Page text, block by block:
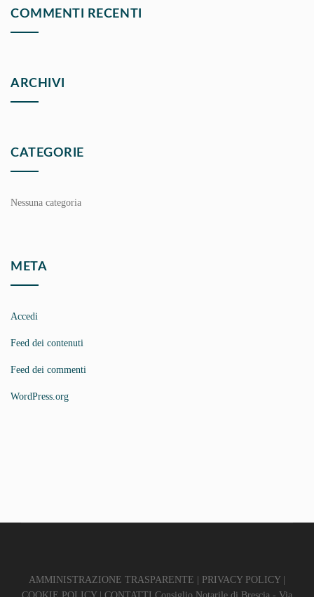
COMMENTI RECENTI
ARCHIVI
CATEGORIE
Nessuna categoria
META
Accedi
Feed dei contenuti
Feed dei commenti
WordPress.org
AMMINISTRAZIONE TRASPARENTE PRIVACY POLICY|